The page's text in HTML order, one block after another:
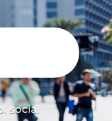
social